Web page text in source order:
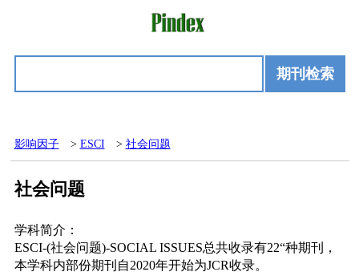
期刊检索
影响因子 > ESCI > 社会问题
社会问题
学科简介：
ESCI-(社会问题)-SOCIAL ISSUES总共收录有22“种期刊，
本学科内部份期刊自2020年开始为JCR收录。